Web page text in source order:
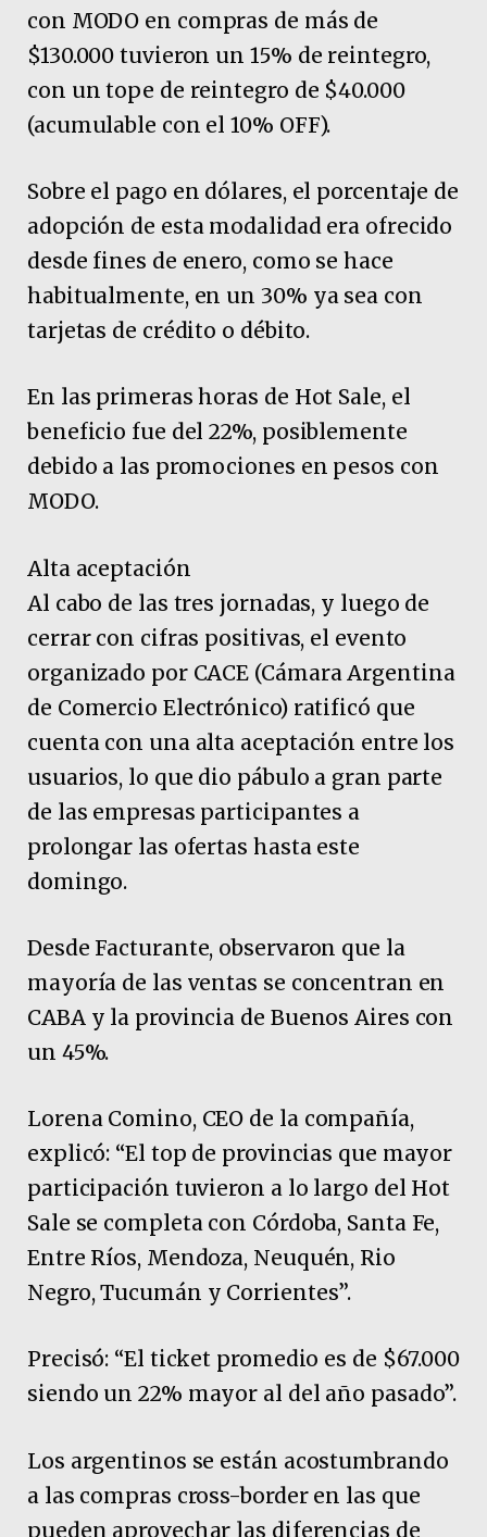
con MODO en compras de más de
$130.000 tuvieron un 15% de reintegro,
con un tope de reintegro de $40.000
(acumulable con el 10% OFF).
Sobre el pago en dólares, el porcentaje de
adopción de esta modalidad era ofrecido
desde fines de enero, como se hace
habitualmente, en un 30% ya sea con
tarjetas de crédito o débito.
En las primeras horas de Hot Sale, el
beneficio fue del 22%, posiblemente
debido a las promociones en pesos con
MODO.
Alta aceptación
Al cabo de las tres jornadas, y luego de
cerrar con cifras positivas, el evento
organizado por CACE (Cámara Argentina
de Comercio Electrónico) ratificó que
cuenta con una alta aceptación entre los
usuarios, lo que dio pábulo a gran parte
de las empresas participantes a
prolongar las ofertas hasta este
domingo.
Desde Facturante, observaron que la
mayoría de las ventas se concentran en
CABA y la provincia de Buenos Aires con
un 45%.
Lorena Comino, CEO de la compañía,
explicó: “El top de provincias que mayor
participación tuvieron a lo largo del Hot
Sale se completa con Córdoba, Santa Fe,
Entre Ríos, Mendoza, Neuquén, Rio
Negro, Tucumán y Corrientes”.
Precisó: “El ticket promedio es de $67.000
siendo un 22% mayor al del año pasado”.
Los argentinos se están acostumbrando
a las compras cross-border en las que
pueden aprovechar las diferencias de